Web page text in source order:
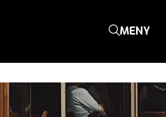
MENY